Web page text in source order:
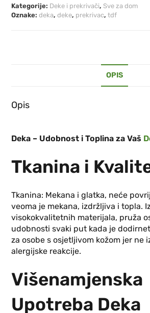
Kategorije: Deke i prekrivači, Sve za dom
Oznake:deka,deke, prekrivac,tdf
OPIS
Opis
Deka – Udobnost i Toplina za Vaš
Tkanina i
Tkanina: Mekana i glatka, neće
veoma je mekana, izdržljiva i topla.
visokokvalitetnih materijala, pruža
udobnosti svaki put kada je
za osobe s osjetljivom kožom jer ne
alergijske reakcije.
Višenamjenska
Upotreba Deka